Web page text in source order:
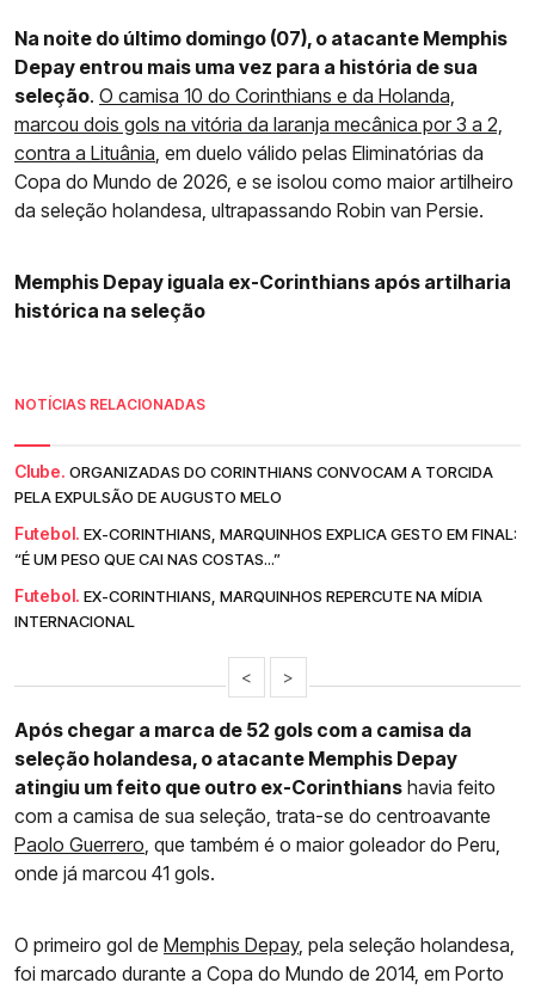
Na noite do último domingo (07), o atacante Memphis
Depay entrou mais uma vez para a história de sua
seleção. O camisa 10 do Corinthians e da Holanda,
marcou dois gols na vitória da laranja mecânica por 3 a 2,
contra a Lituânia, em duelo válido pelas Eliminatórias da
Copa do Mundo de 2026, e se isolou como maior artilheiro
da seleção holandesa, ultrapassando Robin van Persie.
Memphis Depay iguala ex-Corinthians após artilharia
histórica na seleção
NOTÍCIAS RELACIONADAS
Clube. ORGANIZADAS DO CORINTHIANS CONVOCAM A TORCIDA
PELA EXPULSÃO DE AUGUSTO MELO
Futebol. EX-CORINTHIANS, MARQUINHOS EXPLICA GESTO EM FINAL:
“É UM PESO QUE CAI NAS COSTAS...”
Futebol. EX-CORINTHIANS, MARQUINHOS REPERCUTE NA MÍDIA
INTERNACIONAL
< >
Após chegar a marca de 52 gols com a camisa da
seleção holandesa, o atacante Memphis Depay
atingiu um feito que outro ex-Corinthians havia feito
com a camisa de sua seleção, trata-se do centroavante
Paolo Guerrero, que também é o maior goleador do Peru,
onde já marcou 41 gols.
O primeiro gol de Memphis Depay, pela seleção holandesa,
foi marcado durante a Copa do Mundo de 2014, em Porto